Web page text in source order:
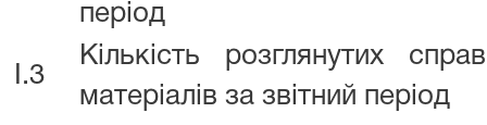
період
I.3
Кількість розглянутих
матеріалів за звітний період